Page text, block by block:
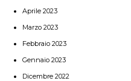
Aprile 2023
Marzo 2023
Febbraio 2023
Gennaio 2023
Dicembre 2022